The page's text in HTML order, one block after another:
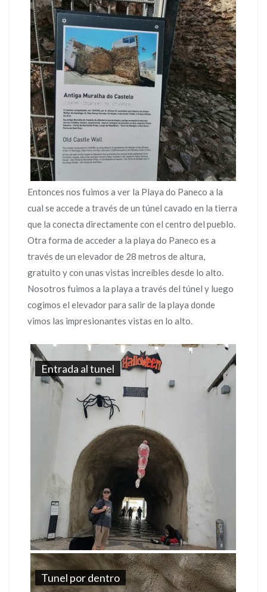
Entonces nos fuimos a ver la Playa do Paneco a la
cual se accede a través de un túnel cavado en la tierra
que la conecta directamente con el centro del pueblo.
Otra forma de acceder a la playa do Paneco es a
través de un elevador de 28 metros de altura,
gratuito y con unas vistas increíbles desde lo alto.
Nosotros fuimos a la playa a través del túnel y luego
cogimos el elevador para salir de la playa donde
vimos las impresionantes vistas en lo alto.
Entrada al tunel
Tunel por dentro